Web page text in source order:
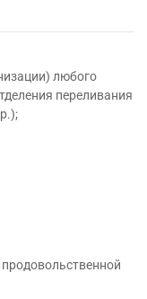
любого
переливания